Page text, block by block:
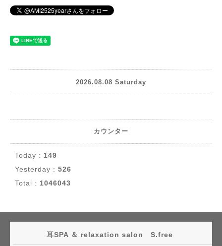
2026.08.08 Saturday
カウンター
Today : 149
Yesterday : 526
Total : 1046043
耳SPA ＆ relaxation salon S.free